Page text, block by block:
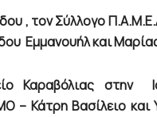
, τον Σύλλογο
Εμμανουήλ και
Καραβόλιας στην
Κάτρη Βασίλειο και